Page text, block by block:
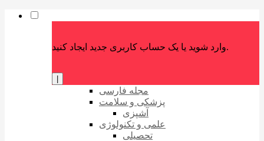
وارد شوید یا یک حساب کاربری جدید ایجاد کنید.
مجله فارسی
پزشکی و سلامت
آشپزی
علمی و تکنولوژی
تحصیلی